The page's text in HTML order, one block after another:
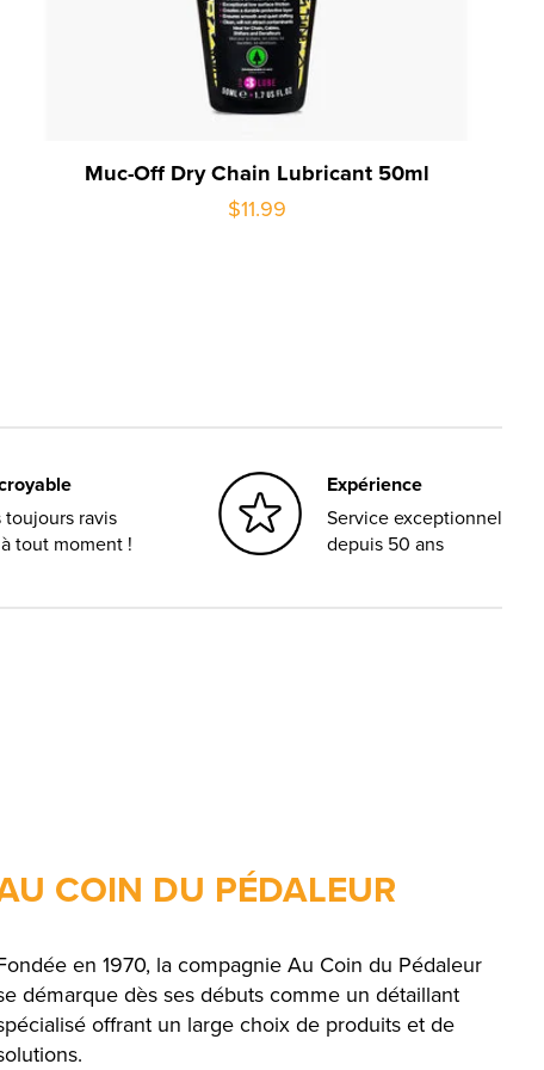
Muc-Off Dry Chain Lubricant 50ml
$11.99
toujours ravis
tout moment !
Expérience
Service exceptionnel
depuis 50 ans
COIN DU PÉDALEUR
en 1970, la compagnie Au Coin du Pédaleur
démarque dès ses débuts comme un détaillant
offrant un large choix de produits et de